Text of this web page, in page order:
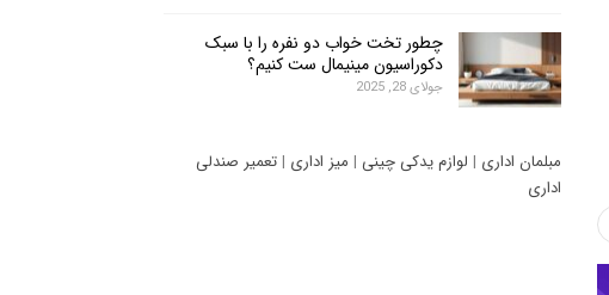
چطور تخت خواب دو نفره را با سبک
دکوراسیون مینیمال ست کنیم؟
جولای 28, 2025
مبلمان اداری | لوازم یدکی چینی | میز اداری | تعمیر صندلی
اداری